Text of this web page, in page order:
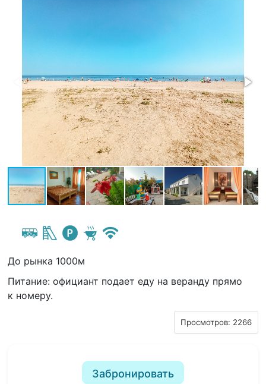
До рынка 1000м
Питание: официант подает еду на веранду прямо
к номеру.
Просмотров: 2266
Забронировать